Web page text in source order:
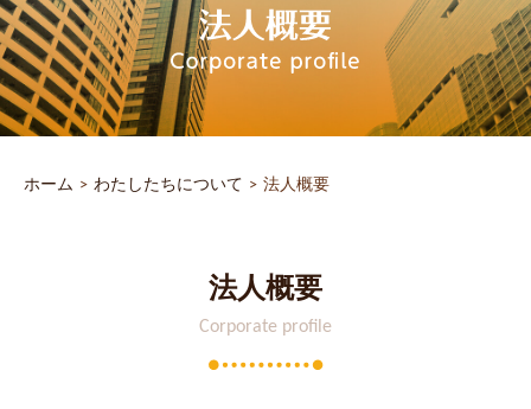
ホーム わたしたちについて 法人概要
法人概要
Corporate profile